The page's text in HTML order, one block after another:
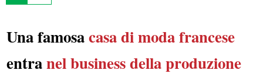
Una famosacasa di moda francese
entranel business della produzione